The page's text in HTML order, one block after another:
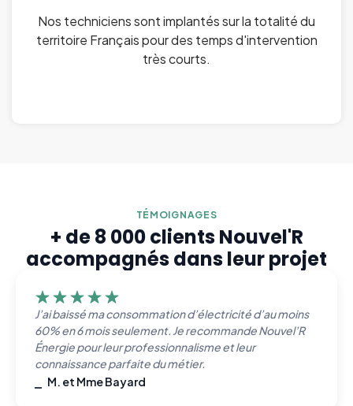
Nos techniciens sont implantés sur la totalité du
territoire Français pour des temps d'intervention
très courts.
TÉMOIGNAGES
+ de 8 000 clients Nouvel'R
accompagnés dans leur projet
J’ai baissé ma consommation d’électricité d’au moins
60% en 6 mois seulement. Je recommande Nouvel’R
Énergie pour leur professionnalisme et leur
connaissance parfaite du métier.
⎯ M. et Mme Bayard